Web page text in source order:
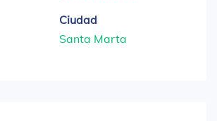
Ciudad
Santa Marta